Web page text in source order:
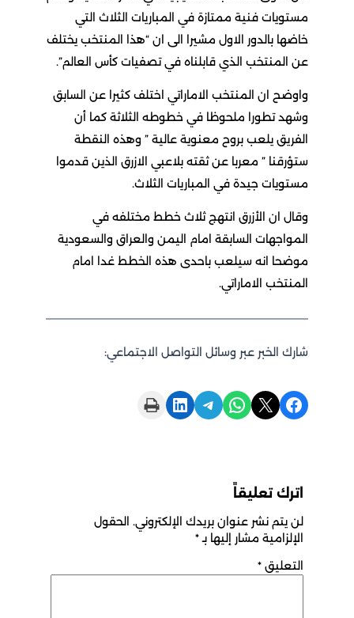
مستويات فنية ممتازة في المباريات الثلاث التي
خاضها بالدور الاول مشيرا الى ان “هذا المنتخب يختلف
عن المنتخب الذي قابلناه في تصفيات كأس العالم”.
واوضح ان المنتخب الاماراتي اختلف كثيرا عن السابق
وشهد تطورا ملحوظا في خطوطه الثلاثة كما أن
الفريق يلعب بروح معنوية عالية ” وهذه النقطة
ستؤرقنا ” معربا عن ثقته بلاعبي الازرق الذين قدموا
مستويات جيدة في المباريات الثلاث.
وقال ان الأزرق انتهج ثلاث خطط مختلفه في
المواجهات السابقة امام اليمن والعراق والسعودية
موضحا انه سيلعب باحدى هذه الخطط غدا امام
المنتخب الاماراتي.
شارك الخبر عبر وسائل التواصل الاجتماعي:
Share on Facebook
Share on X
Share on WhatsApp
Share on Telegram
Share on LinkedIn
Print this Page
اترك تعليقاً
لن يتم نشر عنوان بريدك الإلكتروني. الحقول
الإلزامية مشار إليها بـ*
التعليق *